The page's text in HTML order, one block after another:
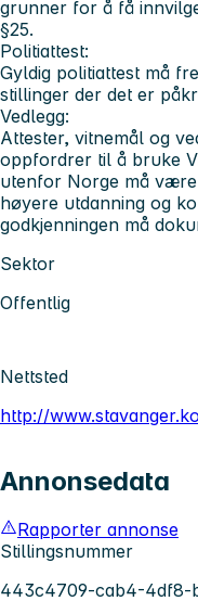
grunner for å få
§25.
Politiattest:
Gyldig politiattest må
stillinger der det er
Vedlegg:
Attester, vitnemål og
oppfordrer til å bruke
utenfor Norge må
høyere utdanning og
godkjenningen må
Sektor
Offentlig
Nettsted
http://
Annonsedata
Rapporter annonse
Stillingsnummer
443c4709-cab4-4df8-